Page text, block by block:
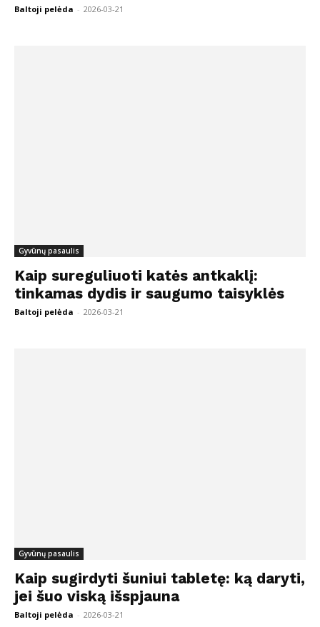
Baltoji pelėda - 2026-03-21
Gyvūnų pasaulis
Kaip sureguliuoti katės antkaklį:
tinkamas dydis ir saugumo taisyklės
Baltoji pelėda - 2026-03-21
Gyvūnų pasaulis
Kaip sugirdyti šuniui tabletę: ką daryti,
jei šuo viską išspjauna
Baltoji pelėda - 2026-03-21